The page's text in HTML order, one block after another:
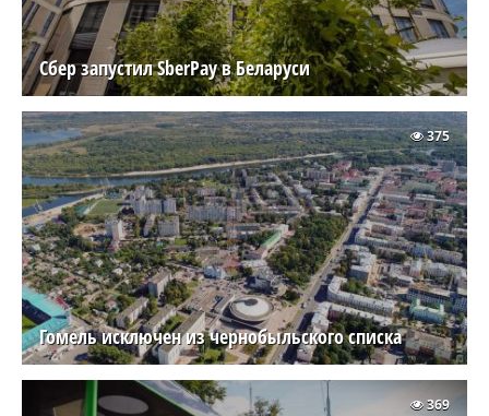
Сбер запустил SberPay в Беларуси
Гомель исключен из чернобыльского списка
375
369